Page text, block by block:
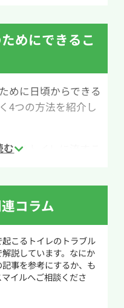
手軽に購入できま
リーナーは本来排水
いと感じる場合もあ
強くこすったりする
恐れがあるため慎重
便器内の排水口にゆ
に当たった感触があ
ずつ動かし、詰ま
。もしトイレットペ
ながら奥へ押し流
ります。
で詰まっている場
めにできるこ
めに日頃からできる
4つの方法を紹介し
みをトイレに流すこ
なるのでやめてくだ
る掃除用のシート
流すとトイレつま
ください。
法です。流しても
コラム
こるトイレのトラブル
説しています。なにか
事を参考にするか、も
イルへご相談くださ